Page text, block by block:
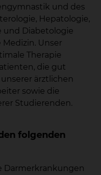
und des
Hepatologie,
und Diabetologie
Unser
Therapie
die gut
ärztlichen
sowie die
Studierenden.
folgenden
Darmerkrankungen